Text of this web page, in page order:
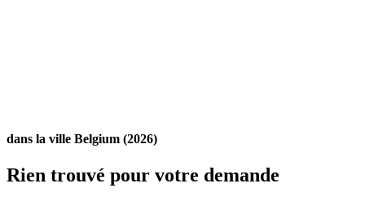
dans la ville Belgium (2026)
Rien trouvé pour votre demande